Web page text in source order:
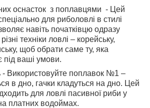
оснасток з поплавцями - Цей
для риболовлі в стилі
навіть початківцю одразу
техніки ловлі – корейську,
щоб обрати саме ту, яка
ваші умови.
- Використовуйте поплавок №1 –
в дно, гачки кладуться на дно. Цей
для ловлі пасивної риби у
платних водоймах.